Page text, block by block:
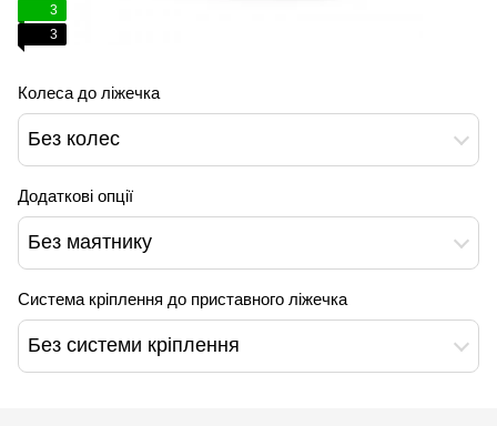
3
3
Колеса до ліжечка
Без колес
Додаткові опції
Без маятнику
Система кріплення до приставного ліжечка
Без системи кріплення